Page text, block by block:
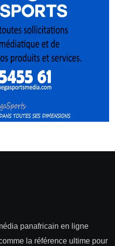
panafricain en ligne
la référence ultime pour